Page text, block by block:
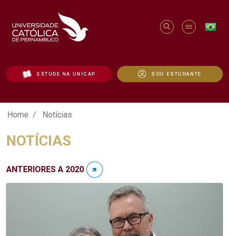
ESTUDE NA UNICAP SOU ESTUDANTE
Notícias - Unicap
Home Notícias
NOTÍCIAS
ANTERIORES A 2020